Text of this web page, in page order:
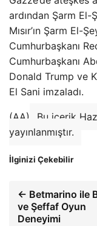
ardından Şarm El-
Mısır’ın Şarm El-
Cumhurbaşkanı
Cumhurbaşkanı
Donald Trump ve
El Sani imzaladı.
(AA)
Bu içerik
yayınlanmıştır.
İlginizi Çekebilir
← Betmarino ile
ve Şeffaf Oyun
Deneyimi